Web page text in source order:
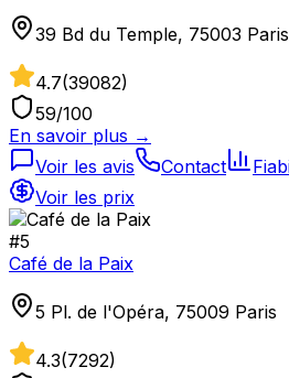
39 Bd du Temple, 75003 Paris
4.7(39082)
59/100
En savoir plus →
Voir les avis
Contact
Voir les prix
#5
Café de la Paix
5 Pl. de l'Opéra, 75009 Paris
4.3(7292)